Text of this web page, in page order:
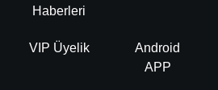
Haberleri
VIP Üyelik
Android
APP